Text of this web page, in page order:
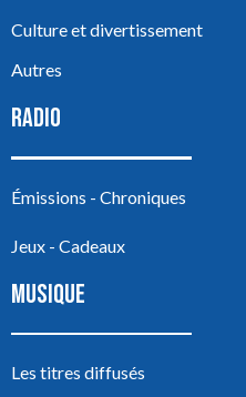
Culture et divertissement
Autres
RADIO
Émissions - Chroniques
Jeux - Cadeaux
MUSIQUE
Les titres diffusés